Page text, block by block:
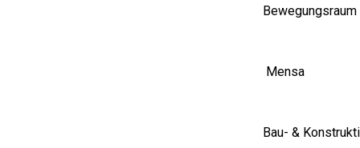
Bewegungsraum
Mensa
Bau- &